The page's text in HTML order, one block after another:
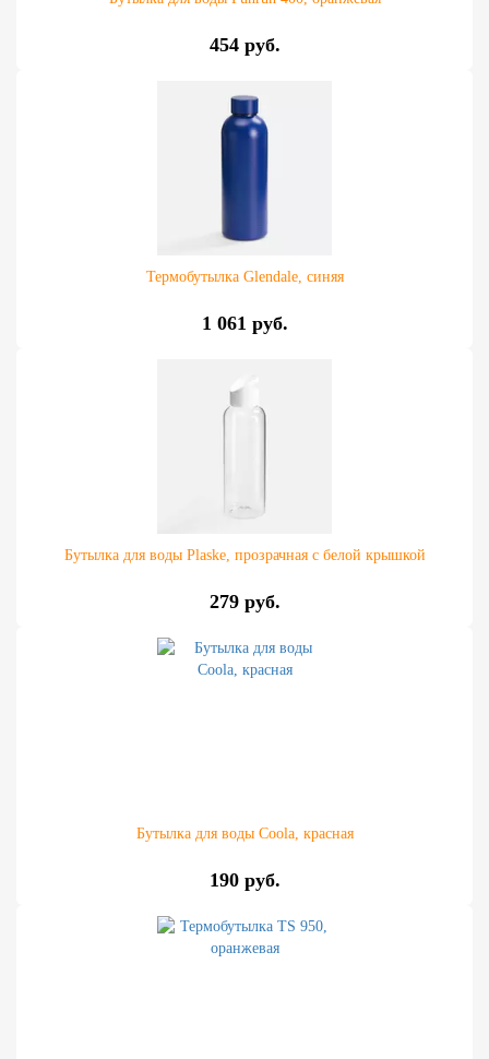
454 руб.
Термобутылка Glendale, синяя
1 061 руб.
Бутылка для воды Plaske, прозрачная с белой крышкой
279 руб.
Бутылка для воды Coola, красная
190 руб.